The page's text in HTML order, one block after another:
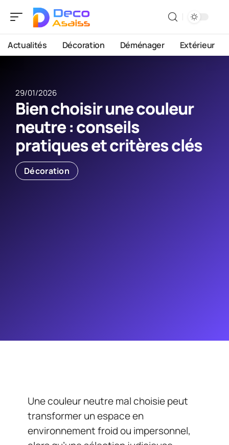
Actualités Décoration Déménager Extérieur
29/01/2026
Bien choisir une couleur
neutre : conseils
pratiques et critères clés
Décoration
Une couleur neutre mal choisie peut
transformer un espace en
environnement froid ou impersonnel,